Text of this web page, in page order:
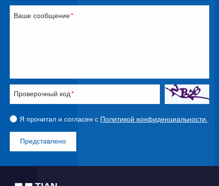
Ваше сообщение*
Проверочный код *
Я прочитал и согласен с Политикой конфиденциальности.
Представлено